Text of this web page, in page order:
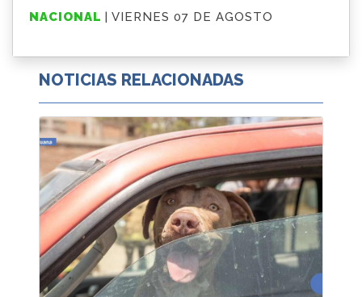
NACIONAL | VIERNES 07 DE AGOSTO
NOTICIAS RELACIONADAS